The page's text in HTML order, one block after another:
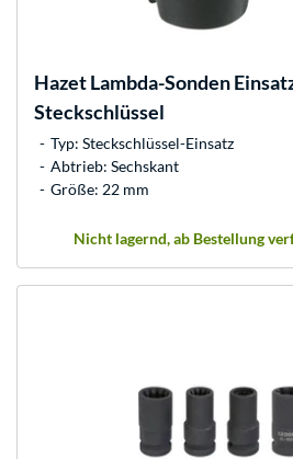
HazetLambda-Sonden
Steckschlüssel
Typ: Steckschlüssel-Einsatz
Abtrieb: Sechskant
Größe: 22 mm
Nicht lagernd, ab Bestellung